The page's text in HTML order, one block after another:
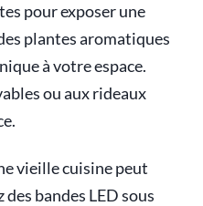
pour exposer une
plantes aromatiques
à votre espace.
ou aux rideaux
vieille cuisine peut
bandes LED sous